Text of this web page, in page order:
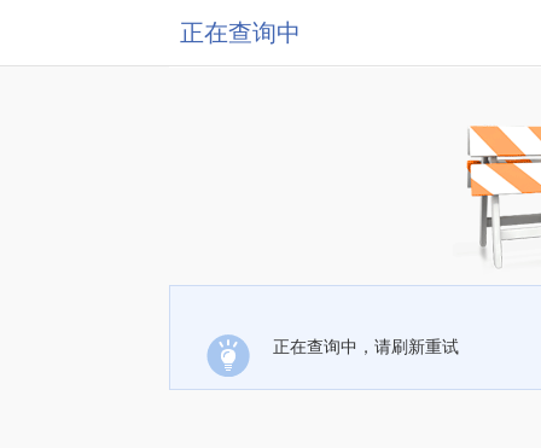
正在查询中
正在查询中，请刷新重试